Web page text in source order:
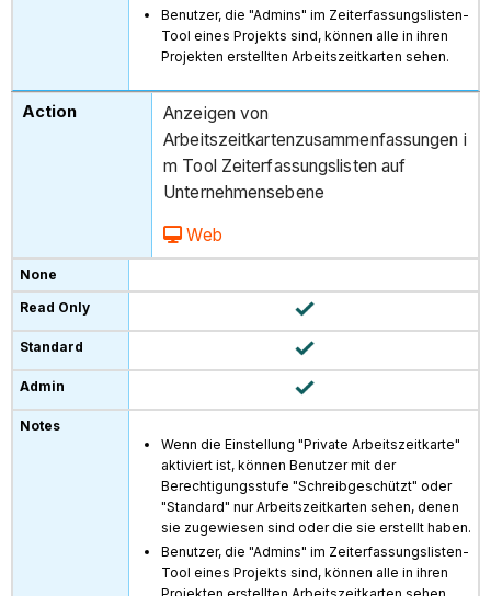
Benutzer, die "Admins" im Zeiterfassungslisten-
Tool eines Projekts sind, können alle in ihren
Projekten erstellten Arbeitszeitkarten sehen.
Anzeigen von
Arbeitszeitkartenzusammenfassungen i
m Tool Zeiterfassungslisten auf
Unternehmensebene
Web
Wenn die Einstellung "Private Arbeitszeitkarte"
aktiviert ist, können Benutzer mit der
Berechtigungsstufe "Schreibgeschützt" oder
"Standard" nur Arbeitszeitkarten sehen, denen
sie zugewiesen sind oder die sie erstellt haben.
Benutzer, die "Admins" im Zeiterfassungslisten-
Tool eines Projekts sind, können alle in ihren